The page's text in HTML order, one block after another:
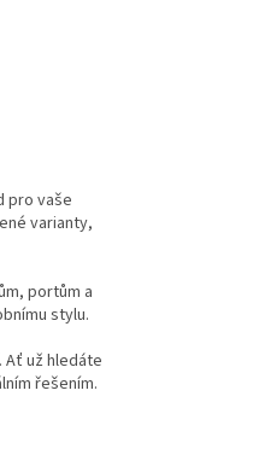
pro vaše
varianty,
portům a
stylu.
Ať už hledáte
řešením.